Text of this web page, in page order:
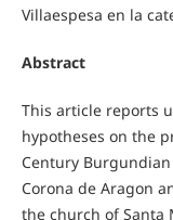
Villaespesa en la
Abstract
This article reports
hypotheses on the
Century
Corona de Aragon
the church of Santa